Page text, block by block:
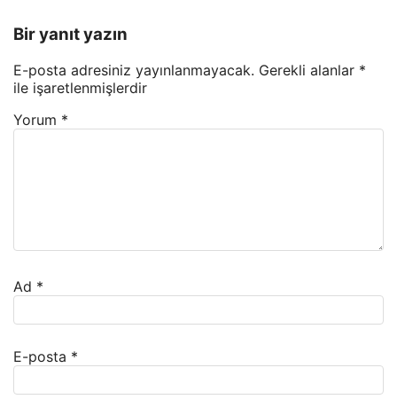
Bir yanıt yazın
E-posta adresiniz yayınlanmayacak. Gerekli alanlar *
ile işaretlenmişlerdir
Yorum *
Ad *
E-posta *